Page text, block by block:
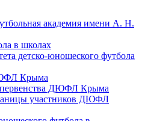
академия имени А. Н.
в школах
детско-юношеского футбола
Крыма
ДЮФЛ Крыма
участников ДЮФЛ